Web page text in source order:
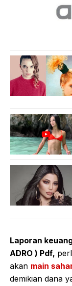
Laporan
ADRO ) Pdf,
akan main
demikian dana